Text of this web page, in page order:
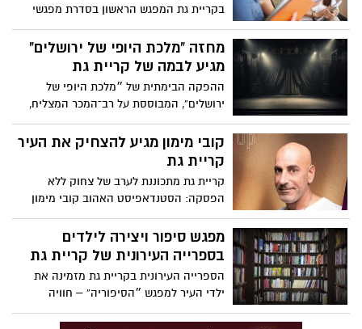
בקריית גת המפגש הראשון בסדרת מפגשי
העצמה המיועדת לעצמאיות בעיר.
מחזה "מלכת היופי של ירושלים"
מגיע לבמה של קריית גת
ההפקה הבימתית של ״מלכת היופי של
ירושלים“, המבוססת על רב־המכר המצליח,
מגיעה להיכל התרבות קריית גת ליומיים של
הצגות מרגשות – ב־18 וב־19 בנובמבר 2025
בשעה 20:30.
קובי מימון מגיע להצחיק את העיר
קריית גת
קריית גת מתכוננת לערב של צחוק ללא
הפסקה: הסטנדאפיסט האהוב קובי מימון
מגיע להיכל התרבות העירוני
מפגש סיפור ויצירה לילדים
בספרייה העירונית של קריית גת
הספרייה העירונית בקריית גת מזמינה את
ילדי העיר למפגש ״הסיפוריה“ – חוויה
משולבת של סיפור ילדים ויצירה בנושא.